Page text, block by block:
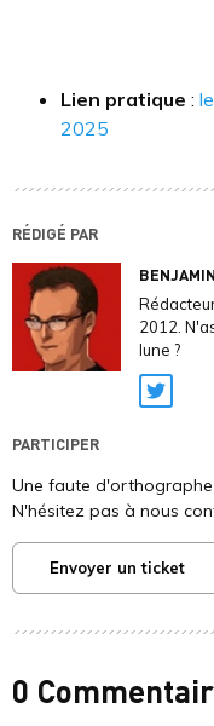
Lien pratique :
2025
RÉDIGÉ PAR
BENJAMIN
2012.
lune ?
PARTICIPER
Une faute
N'hésitez pas à nous
Envoyer un ticket
0